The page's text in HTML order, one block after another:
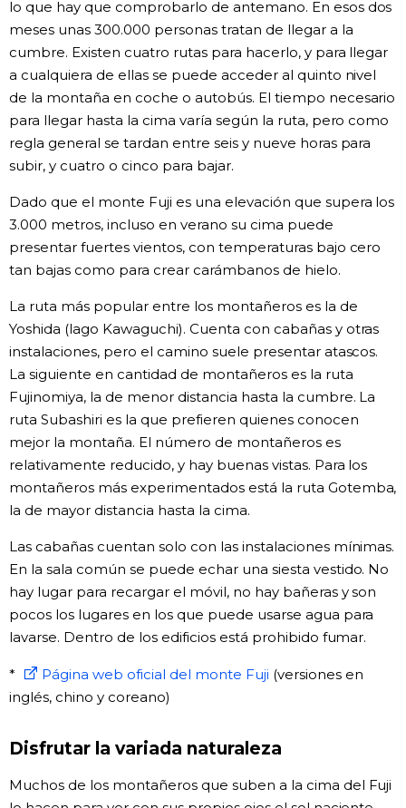
lo que hay que comprobarlo de antemano. En esos dos
meses unas 300.000 personas tratan de llegar a la
cumbre. Existen cuatro rutas para hacerlo, y para llegar
a cualquiera de ellas se puede acceder al quinto nivel
de la montaña en coche o autobús. El tiempo necesario
para llegar hasta la cima varía según la ruta, pero como
regla general se tardan entre seis y nueve horas para
subir, y cuatro o cinco para bajar.
Dado que el monte Fuji es una elevación que supera los
3.000 metros, incluso en verano su cima puede
presentar fuertes vientos, con temperaturas bajo cero
tan bajas como para crear carámbanos de hielo.
La ruta más popular entre los montañeros es la de
Yoshida (lago Kawaguchi). Cuenta con cabañas y otras
instalaciones, pero el camino suele presentar atascos.
La siguiente en cantidad de montañeros es la ruta
Fujinomiya, la de menor distancia hasta la cumbre. La
ruta Subashiri es la que prefieren quienes conocen
mejor la montaña. El número de montañeros es
relativamente reducido, y hay buenas vistas. Para los
montañeros más experimentados está la ruta Gotemba,
la de mayor distancia hasta la cima.
Las cabañas cuentan solo con las instalaciones mínimas.
En la sala común se puede echar una siesta vestido. No
hay lugar para recargar el móvil, no hay bañeras y son
pocos los lugares en los que puede usarse agua para
lavarse. Dentro de los edificios está prohibido fumar.
* Página web oficial del monte Fuji (versiones en
inglés, chino y coreano)
Disfrutar la variada naturaleza
Muchos de los montañeros que suben a la cima del Fuji